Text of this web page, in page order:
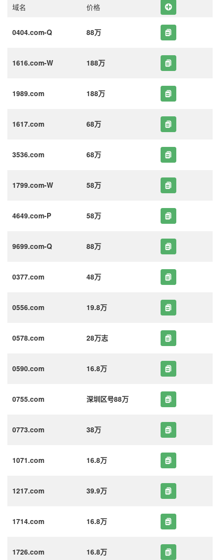
域名 价格
0404.com-Q 88万
1616.com-W 188万
1989.com 188万
1617.com 68万
3536.com 68万
1799.com-W 58万
4649.com-P 58万
9699.com-Q 88万
0377.com 48万
0556.com 19.8万
0578.com 28万志
0590.com 16.8万
0755.com 深圳区号88万
0773.com 38万
1071.com 16.8万
1217.com 39.9万
1714.com 16.8万
1726.com 16.8万